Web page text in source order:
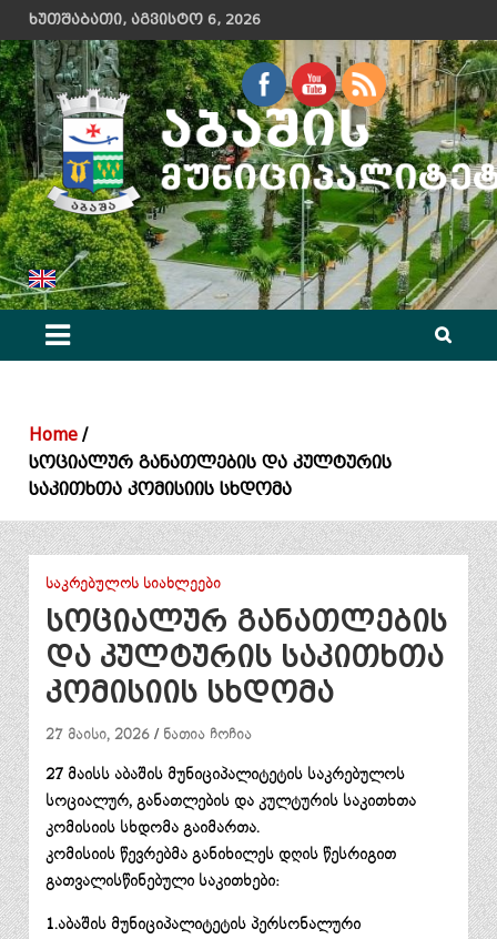
Skip
to
content
ხუთშაბათი, აგვისტო 6, 2026
აბაშის მუნიციპალიტეტის მერიის ოფიციალური ვებ გვერდი
Home
სოციალურ განათლების და კულტურის
საკითხთა კომისიის სხდომა
ᲡᲐᲙᲠᲔᲑᲣᲚᲝᲡ ᲡᲘᲐᲮᲚᲔᲔᲑᲘ
სოციალურ განათლების
და კულტურის საკითხთა
კომისიის სხდომა
27 მაისი, 2026 ნათია ჩოჩია
27 მაისს აბაშის მუნიციპალიტეტის საკრებულოს
სოციალურ, განათლების და კულტურის საკითხთა
კომისიის სხდომა გაიმართა.
კომისიის წევრებმა განიხილეს დღის წესრიგით
გათვალისწინებული საკითხები:
1.აბაშის მუნიციპალიტეტის პერსონალური